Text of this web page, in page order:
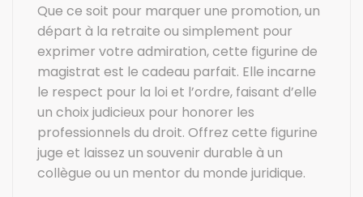
Que ce soit pour marquer une promotion, un
départ à la retraite ou simplement pour
exprimer votre admiration, cette figurine de
magistrat est le cadeau parfait. Elle incarne
le respect pour la loi et l’ordre, faisant d’elle
un choix judicieux pour honorer les
professionnels du droit. Offrez cette figurine
juge et laissez un souvenir durable à un
collègue ou un mentor du monde juridique.